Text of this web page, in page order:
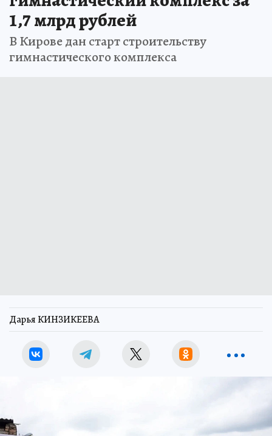
1,7 млрд рублей
В Кирове дан старт строительству
гимнастического комплекса
Дарья КИНЗИКЕЕВА